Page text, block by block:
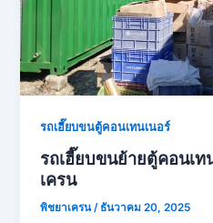
รถเฮี๊ยบขนตู้คอนเทนเนอร์
รถเฮี๊ยบขนย้ายตู้คอนเท
เครน
พิชยาเครน / ธันวาคม 20, 2025